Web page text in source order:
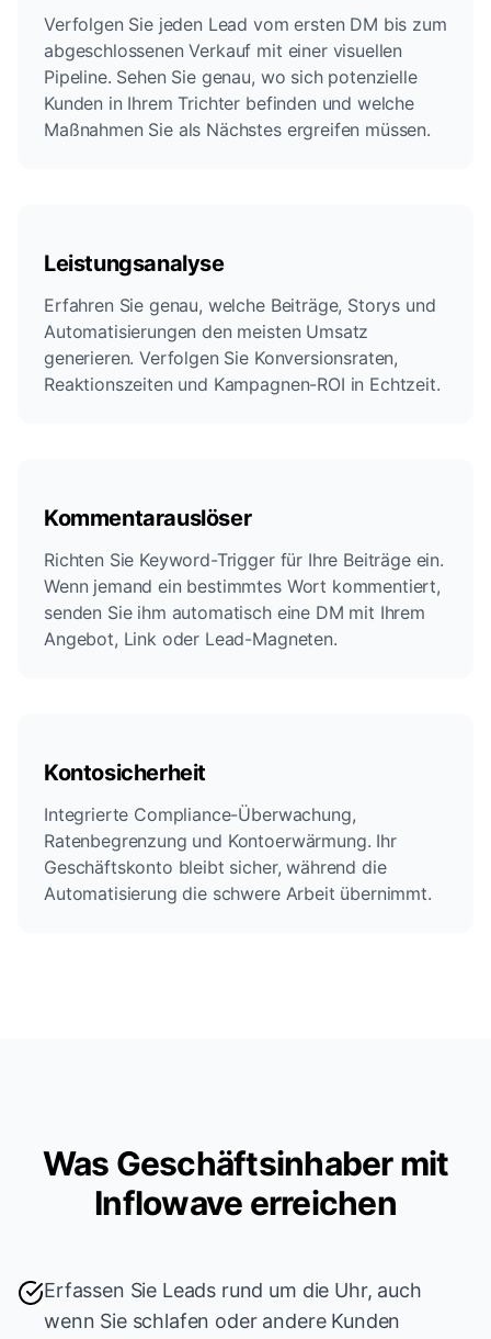
Verfolgen Sie jeden Lead vom ersten DM bis zum
abgeschlossenen Verkauf mit einer visuellen
Pipeline. Sehen Sie genau, wo sich potenzielle
Kunden in Ihrem Trichter befinden und welche
Maßnahmen Sie als Nächstes ergreifen müssen.
Leistungsanalyse
Erfahren Sie genau, welche Beiträge, Storys und
Automatisierungen den meisten Umsatz
generieren. Verfolgen Sie Konversionsraten,
Reaktionszeiten und Kampagnen-ROI in Echtzeit.
Kommentarauslöser
Richten Sie Keyword-Trigger für Ihre Beiträge ein.
Wenn jemand ein bestimmtes Wort kommentiert,
senden Sie ihm automatisch eine DM mit Ihrem
Angebot, Link oder Lead-Magneten.
Kontosicherheit
Integrierte Compliance-Überwachung,
Ratenbegrenzung und Kontoerwärmung. Ihr
Geschäftskonto bleibt sicher, während die
Automatisierung die schwere Arbeit übernimmt.
Was Geschäftsinhaber mit
Inflowave erreichen
Erfassen Sie Leads rund um die Uhr, auch
wenn Sie schlafen oder andere Kunden